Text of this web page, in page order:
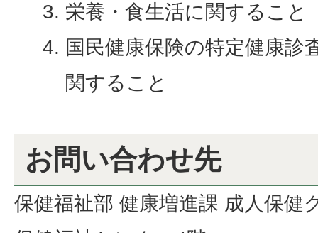
栄養・食生活に関すること
国民健康保険の特定健康診
関すること
お問い合わせ先
保健福祉部 健康増進課 成人保健